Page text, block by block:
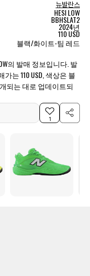
뉴발란스
HESI LOW
BBHSLAT2
2024년
110 USD
블랙/화이트-팀 레드
의 발매 정보입니다. 발
는 110 USD, 색상은 블
되는 대로 업데이트되
1